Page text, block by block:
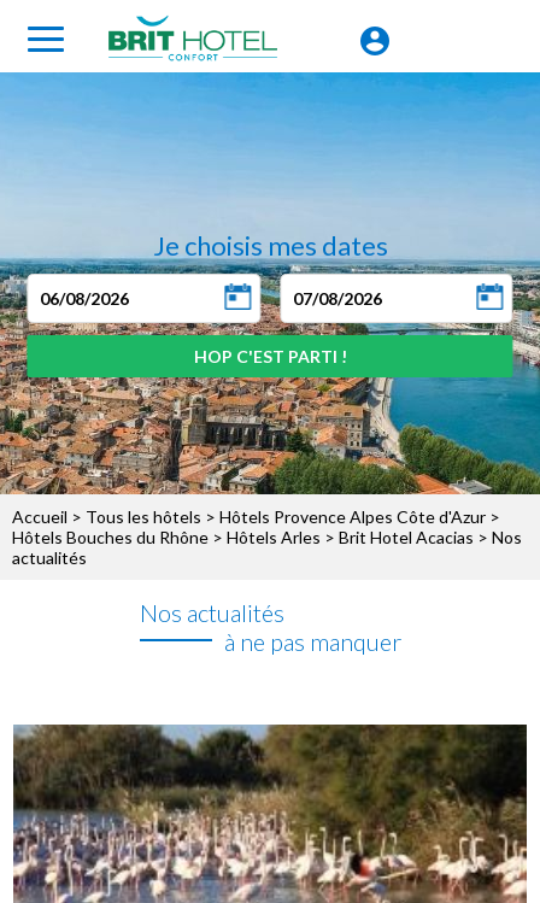
Je choisis mes dates
Accueil > Tous les hôtels > Hôtels Provence Alpes Côte d'Azur >
Hôtels Bouches du Rhône > Hôtels Arles > Brit Hotel Acacias > Nos
actualités
Nos actualités
à ne pas manquer